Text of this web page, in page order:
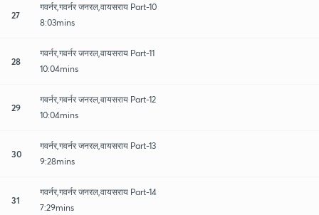
27
गवर्नर,गवर्नर जनरल,वायसराय Part-10
8:03mins
28
गवर्नर,गवर्नर जनरल,वायसराय Part-11
10:04mins
29
गवर्नर,गवर्नर जनरल,वायसराय Part-12
10:04mins
30
गवर्नर,गवर्नर जनरल,वायसराय Part-13
9:28mins
31
गवर्नर,गवर्नर जनरल,वायसराय Part-14
7:29mins